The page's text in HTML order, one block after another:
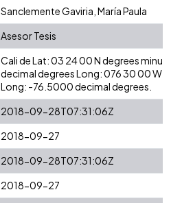
Sanclemente Gaviria, María Paula
Asesor Tesis
Cali de Lat: 03 24 00 N degrees
decimal degrees Long: 076 30 00 W
Long: -76.5000 decimal degrees.
2018-09-28T07:31:06Z
2018-09-27
2018-09-28T07:31:06Z
2018-09-27